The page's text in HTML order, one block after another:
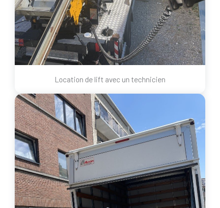
Location de lift avec un technicien